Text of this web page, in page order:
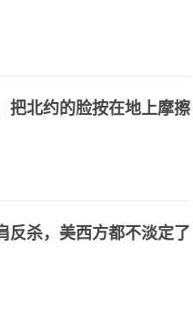
把北约的脸按在地上摩擦
反杀，美西方都不淡定了